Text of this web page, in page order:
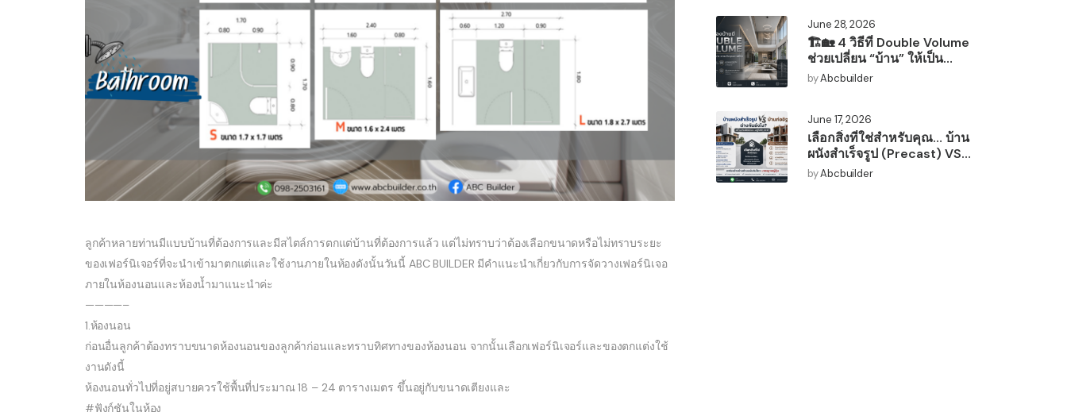
June 28, 2026
🏗️🏡 4 วิธีที่ Double Volume
ช่วยเปลี่ยน “บ้าน” ให้เป็น
“สวรรค์แห่งการพักผ่อน” 🌿🛋️
byAbcbuilder
June 17, 2026
เลือกสิ่งที่ใช่สำหรับคุณ… บ้าน
ผนังสำเร็จรูป (Precast) VS
บ้านก่ออิฐ (Conventional)
byAbcbuilder
ลูกค้าหลายท่านมีแบบบ้านที่ต้องการและมีสไตล์การตกแต่บ้านที่ต้องการแล้ว แต่ไม่ทราบว่าต้องเลือกขนาดหรือไม่ทราบระยะ
ของเฟอร์นิเจอร์ที่จะนำเข้ามาตกแต่และใช้งานภายในห้องดังนั้นวันนี้ ABC BUILDER มีคำแนะนำเกี่ยวกับการจัดวางเฟอร์นิเจอ
ภายในห้องนอนและห้องน้ำมาแนะนำค่ะ
————–
1.ห้องนอน
ก่อนอื่นลูกค้าต้องทราบขนาดห้องนอนของลูกค้าก่อนและทราบทิศทางของห้องนอน จากนั้นเลือกเฟอร์นิเจอร์และของตกแต่งใช้
งานดังนี้
ห้องนอนทั่วไปที่อยู่สบายควรใช้พื้นที่ประมาณ 18 – 24 ตารางเมตร ขึ้นอยู่กับขนาดเตียงและ
#ฟังก์ชันในห้อง